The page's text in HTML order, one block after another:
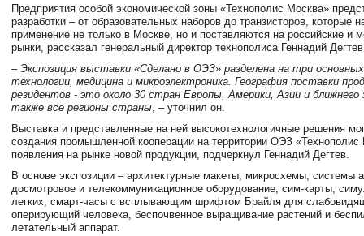
Предприятия особой экономической зоны «Технополис Москва»
разработки – от образовательных наборов до транзисторов, которые
применение не только в Москве, но и поставляются на российские и
рынки, рассказал генеральный директор технополиса Геннадий Дегтев
– Экспозиция выставки «Сделано в ОЭЗ» разделена на три
технологии, медицина и микроэлектроника. География поставки
резидентов - это около 30 стран Европы, Америки, Азии и ближнего
также все регионы страны, – уточнил он.
Выставка и представленные на ней высокотехнологичные решения
создания промышленной кооперации на территории ОЭЗ «Технополис
появления на рынке новой продукции, подчеркнул Геннадий Дегтев.
В основе экспозиции – архитектурные макеты, микросхемы, системы
досмотровое и телекоммуникационное оборудование, сим-карты,
легких, смарт-часы с всплывающим шрифтом Брайля для
оперирующий человека, беспочвенное выращивание растений и
летательный аппарат.